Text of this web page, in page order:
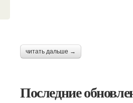
читать дальше →
Последние